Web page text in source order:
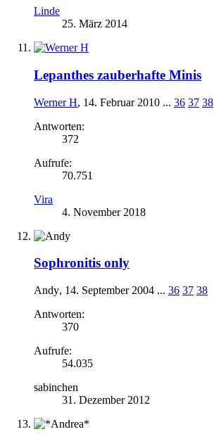
Linde
25. März 2014
Lepanthes zauberhafte Minis
Werner H, 14. Februar 2010 ... 36 37 38
Antworten:
372
Aufrufe:
70.751
Vira
4. November 2018
Sophronitis only
Andy, 14. September 2004 ... 36 37 38
Antworten:
370
Aufrufe:
54.035
sabinchen
31. Dezember 2012